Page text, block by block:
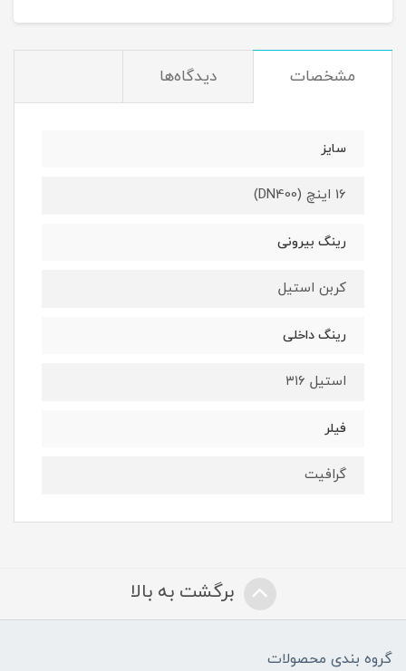
مشخصات دیدگاه‌ها
سایز
16 اینچ (DN400)
رینگ بیرونی
کربن استیل
رینگ داخلی
استیل ۳۱۶
فیلر
گرافیت
برگشت به بالا
گروه بندی محصولات